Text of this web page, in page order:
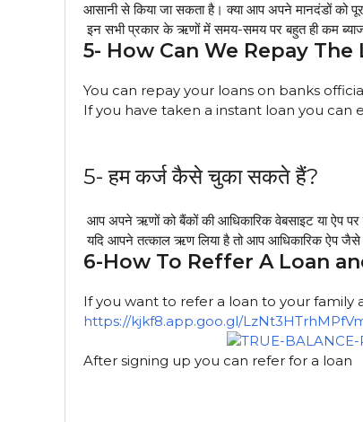
आसानी से किया जा सकता है। क्या आप अपने मानदंडों को
इन सभी प्रकार के ऋणों में समय-समय पर बहुत ही कम
5- How Can We Repay The
You can repay your loans on banks
If you have taken a instant loan you
5- हम कर्ज कैसे चुका सकते हैं?
आप अपने ऋणों को बैंकों की आधिकारिक वेबसाइट या ऐप
यदि आपने तत्काल ऋण लिया है तो आप आधिकारिक ऐप
6-How To Reffer A Loan
If you want to refer a loan to your
https://kjkf8.app.goo.gl/
After signing up you can refer for a loan